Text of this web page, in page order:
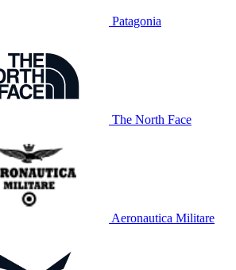
Patagonia
The North Face
Aeronautica Militare